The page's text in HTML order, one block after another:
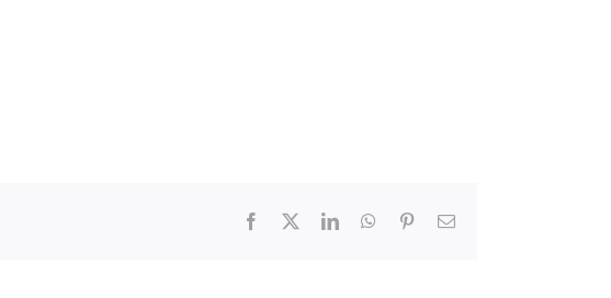
Facebook
TwitterLinkedInWhatsApp
PinterestEmail